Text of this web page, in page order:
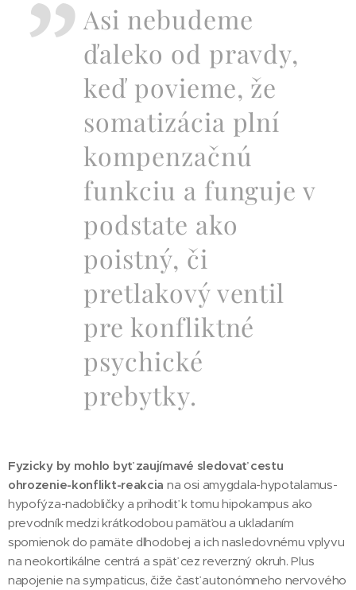
Asi nebudeme
ďaleko od pravdy,
keď povieme, že
somatizácia plní
kompenzačnú
funkciu a funguje v
podstate ako
poistný, či
pretlakový ventil
pre konfliktné
psychické
prebytky.
Fyzicky by mohlo byť zaujímavé sledovať cestu
ohrozenie-konflikt-reakcia na osi amygdala-hypotalamus-
hypofýza-nadobličky a prihodiť k tomu hipokampus ako
prevodník medzi krátkodobou pamäťou a ukladaním
spomienok do pamäte dlhodobej a ich nasledovnému vplyvu
na neokortikálne centrá a späť cez reverzný okruh. Plus
napojenie na sympaticus, čiže časť autonómneho nervového